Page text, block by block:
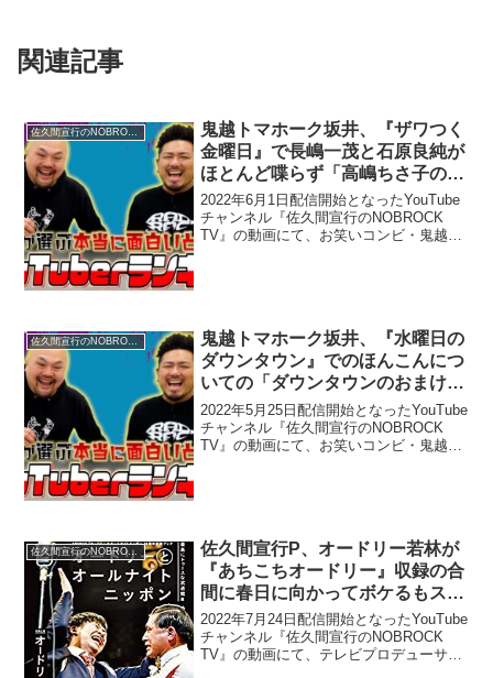
関連記事
鬼越トマホーク坂井、『ザワつく
金曜日』で長嶋一茂と石原良純が
ほとんど喋らず「高嶋ちさ子のワ
ンマンショー」状態になっている
ことがあると指摘
2022年6月1日配信開始となったYouTube
チャンネル『佐久間宣行のNOBROCK
TV』の動画にて、お笑いコンビ・鬼越ト
佐久間宣行のNOBROCK TV
鬼越トマホーク坂井、『水曜日の
ダウンタウン』でのほんこんにつ
いての「ダウンタウンのおまけが
威張ってる」発言は「若手芸人と
世間の声を代弁してしまった」と
釈明
2022年5月25日配信開始となったYouTube
チャンネル『佐久間宣行のNOBROCK
TV』の動画にて、お笑いコンビ・鬼越ト
佐久間宣行のNOBROCK TV
佐久間宣行P、オードリー若林が
『あちこちオードリー』収録の合
間に春日に向かってボケるもスル
ーされて「若林の片思いみたいに
なってた」と明かす
2022年7月24日配信開始となったYouTube
チャンネル『佐久間宣行のNOBROCK
TV』の動画にて、テレビプロデューサー